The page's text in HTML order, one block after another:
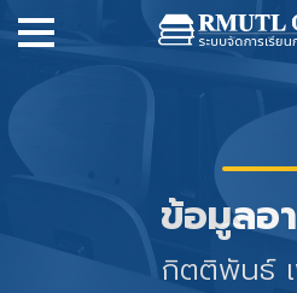
ข้อมูลอ
กิตติพันธ์